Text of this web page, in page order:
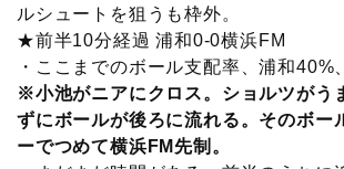
ルシュートを狙うも枠外。
★前半10分経過 浦和0-0横浜FM
・ここまでのボール支配率、浦和40%
※小池がニアにクロス。ショルツがう
ずにボールが後ろに流れる。そのボー
ーでつめて横浜FM先制。